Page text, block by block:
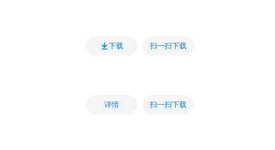
下载 扫一扫下载
详情 扫一扫下载